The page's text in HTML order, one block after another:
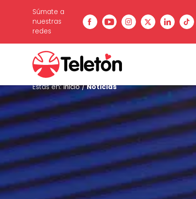
Súmate a
nuestras
redes
Estás en:Inicio/Noticias